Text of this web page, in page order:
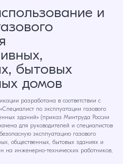
и
бытовых
домов
разработана в соответствии с
по эксплуатации газового
зданий» (приказ Минтруда России
для руководителей и специалистов
эксплуатацию газового
общественных, бытовых зданиях и
на инженерно-технических работников,